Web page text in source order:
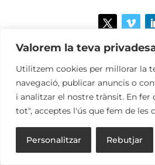
Valorem la teva
Utilitzem cookies per millorar la
navegació, publicar anuncis o
i analitzar el nostre trànsit. En fer
tot", acceptes l'ús que fem de les
Personalitzar Rebutjar
POLÍTICA DE